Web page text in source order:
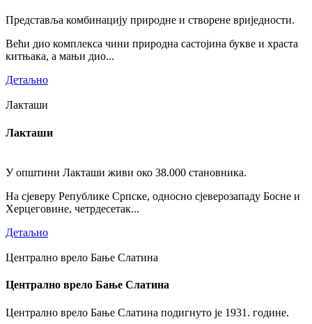
Представља комбинацију природне и створене вриједности.
Већи дио комплекса чини природна састојина букве и храста
китњака, а мањи дио...
Детаљно
Лакташи
Лакташи
У општини Лакташи живи око 38.000 становника.
На сјеверу Републике Српске, односно сјеверозападу Босне и
Херцеговине, четрдесетак...
Детаљно
Централно врело Бање Слатина
Централно врело Бање Слатина
Централно врело Бање Слатина подигнуто је 1931. године.